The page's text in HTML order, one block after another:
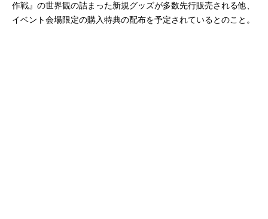
作戦』の世界観の詰まった新規グッズが多数先行販売される他、
イベント会場限定の購入特典の配布を予定されているとのこと。